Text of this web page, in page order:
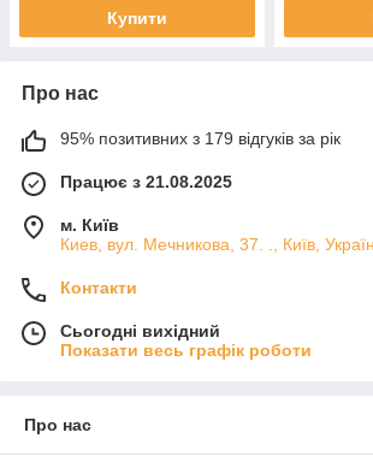
Купити
Про нас
95% позитивних з 179 відгуків за рік
Працює з 21.08.2025
м. Київ
Киев, вул. Мечникова, 37. ., Київ,
Контакти
Сьогодні вихідний
Показати весь графік роботи
Про нас